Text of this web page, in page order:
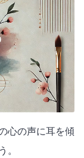
心の声に耳を傾
。